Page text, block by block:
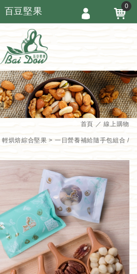
首頁 線上購物
輕烘焙綜合堅果 一日營養補給隨手包組合
百豆堅果 0
會員登入
會員註冊
忘記密碼
訂單查詢
追蹤清單
繁體中文